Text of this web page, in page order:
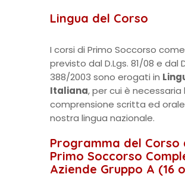
Lingua del Corso
I corsi di Primo Soccorso come
previsto dal D.Lgs. 81/08 e dal
388/2003 sono erogati in
Italiana, per cui è necessaria
comprensione scritta ed
nostra lingua nazionale.
Programma del Corso
Primo Soccorso
Aziende Gruppo A (16